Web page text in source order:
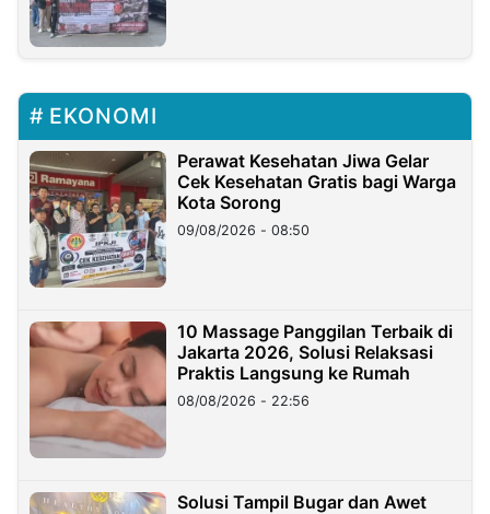
EKONOMI
Perawat Kesehatan Jiwa Gelar
Cek Kesehatan Gratis bagi Warga
Kota Sorong
09/08/2026 - 08:50
10 Massage Panggilan Terbaik di
Jakarta 2026, Solusi Relaksasi
Praktis Langsung ke Rumah
08/08/2026 - 22:56
Solusi Tampil Bugar dan Awet